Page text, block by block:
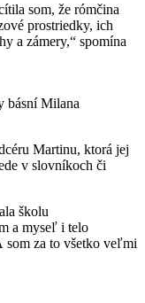
som, že rómčina
prostriedky, ich
a zámery,“ spomína
básní Milana
Martinu, ktorá jej
v slovníkoch či
školu
a myseľ i telo
som za to všetko veľmi